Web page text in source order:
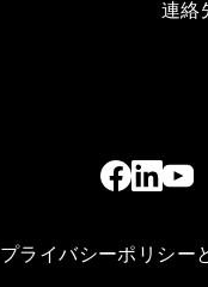
連絡
プライバシーポリシー